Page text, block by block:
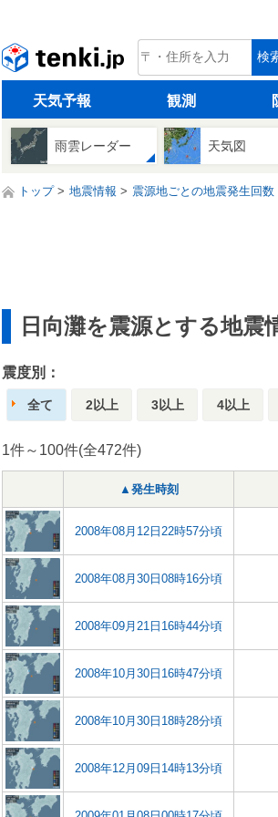
tenki.jp 検
天気予報 観測
雨雲レーダー 天気図
トップ 地震情報 震源地ごとの地震発生回数
日向灘を震源とする地震
震度別：
全て 2以上 3以上 4以上
1件～100件(全472件)
▲発生時刻
2008年08月12日22時57分頃
2008年08月30日08時16分頃
2008年09月21日16時44分頃
2008年10月30日16時47分頃
2008年10月30日18時28分頃
2008年12月09日14時13分頃